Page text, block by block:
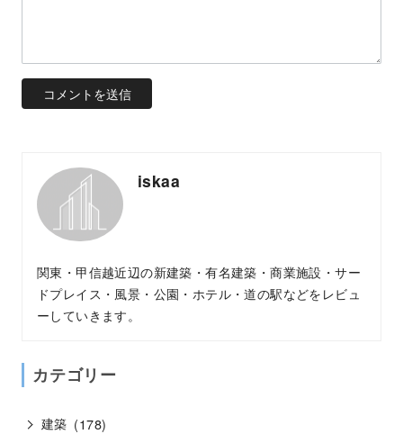
iskaa
関東・甲信越近辺の新建築・有名建築・商業施設・サー
ドプレイス・風景・公園・ホテル・道の駅などをレビュ
ーしていきます。
カテゴリー
建築 (178)